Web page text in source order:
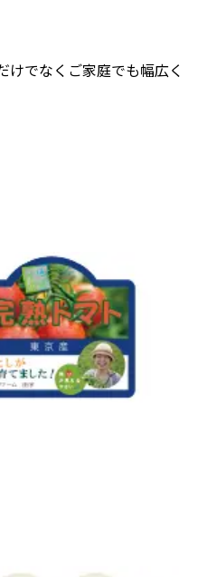
でなくご家庭でも幅広く